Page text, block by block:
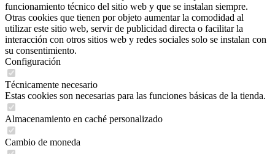
funcionamiento técnico del sitio web y que se instalan siempre.
Otras cookies que tienen por objeto aumentar la comodidad al
utilizar este sitio web, servir de publicidad directa o facilitar la
interacción con otros sitios web y redes sociales solo se instalan con
su consentimiento.
Configuración
Técnicamente necesario
Estas cookies son necesarias para las funciones básicas de la tienda.
Almacenamiento en caché personalizado
Cambio de moneda